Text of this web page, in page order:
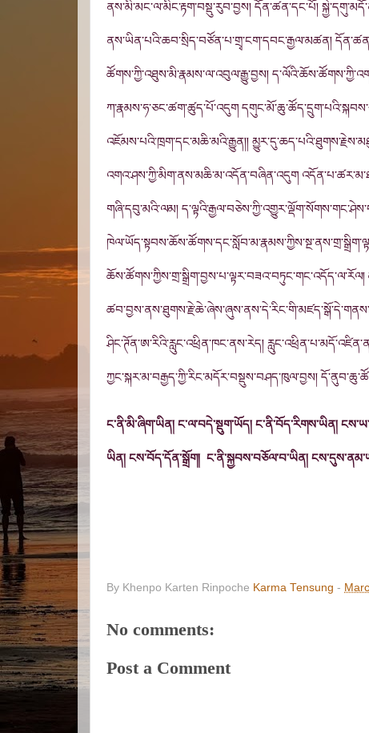
ནས་མི་མང་ལ་མིང་རྟག་བསྡུ་རུབ་བྱས། དོན་ཚན་དང་པོ།
ནས་ཡིན་པའི་ཆབ་སྲིད་བཙོན་པ་གྲྭ་ངག་དབང་རྒྱལ་མཚན།
ཚོགས་ཀྱི་འཐུས་མི་རྣམས་ལ་འབུལ་རྒྱུ་བྱས།
ཀ་རྣམས་ཧ་ཅང་ཚག་ཚུད་པོ་འདུག
འཇོམས་པའི་ཁྲག་དང་མཆི་མའི་རྒྱུན།།
འགའ་ཤས་ཀྱི་མིག་ནས་མཆི་མ་འདོན་བཞིན་འདུག
གཞི་དབུ་མའི་ལམ།
ཤིང་ཊོན་ཨ་རིའི་རླུང་འཕྲིན་ཁང་ནས་རེད།
ཀྱང་སྐར་མ་བརྒྱད་ཀྱི་རིང་མདོར་བསྡུས་བཤད་ཁུལ་བྱས།
ང་ནི་མི་ཞིག་ཡིན། ང་ལ་བདེ་སྡུག་ཡོད། ང་ནི་བོད་རིགས་ཡིན།
ཡིན། ངས་བོད་དོན་སྒྲོག། ང་ནི་སྐྱབས་བཅོལ་བ་ཡིན།
By Khenpo Karten Rinpoche Karma Tensung -
No comments:
Post a Comment